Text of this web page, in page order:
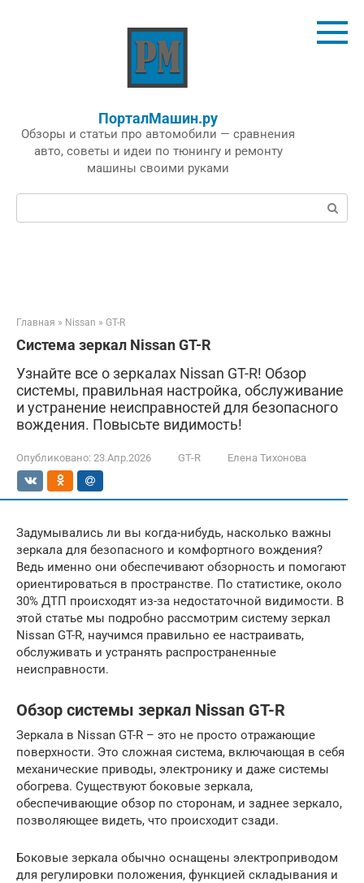
ПорталМашин.ру
Обзоры и статьи про автомобили — сравнения
авто, советы и идеи по тюнингу и ремонту
машины своими руками
Поиск:
Главная » Nissan » GT-R
Система зеркал Nissan GT-R
Узнайте все о зеркалах Nissan GT-R! Обзор
системы, правильная настройка, обслуживание
и устранение неисправностей для безопасного
вождения. Повысьте видимость!
Опубликовано: 23.Апр.2026 GT-R Елена Тихонова
Задумывались ли вы когда-нибудь, насколько важны
зеркала для безопасного и комфортного вождения?
Ведь именно они обеспечивают обзорность и помогают
ориентироваться в пространстве. По статистике, около
30% ДТП происходят из-за недостаточной видимости. В
этой статье мы подробно рассмотрим систему зеркал
Nissan GT-R, научимся правильно ее настраивать,
обслуживать и устранять распространенные
неисправности.
Обзор системы зеркал Nissan GT-R
Зеркала в Nissan GT-R – это не просто отражающие
поверхности. Это сложная система, включающая в себя
механические приводы, электронику и даже системы
обогрева. Существуют боковые зеркала,
обеспечивающие обзор по сторонам, и заднее зеркало,
позволяющее видеть, что происходит сзади.
Боковые зеркала обычно оснащены электроприводом
для регулировки положения, функцией складывания и